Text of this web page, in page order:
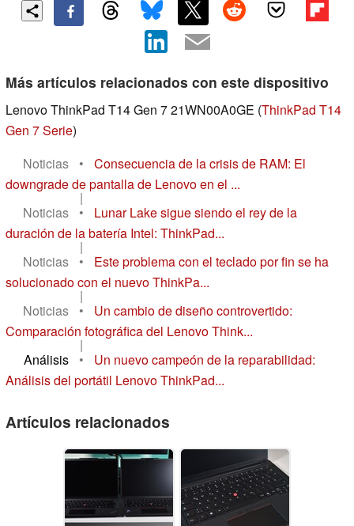
Más artículos relacionados con este dispositivo
Lenovo ThinkPad T14 Gen 7 21WN00A0GE (ThinkPad T14
Gen 7 Serie)
Noticias
•
Consecuencia de la crisis de RAM: El
downgrade de pantalla de Lenovo en el ...
|
Noticias
•
Lunar Lake sigue siendo el rey de la
duración de la batería Intel: ThinkPad...
|
Noticias
•
Este problema con el teclado por fin se ha
solucionado con el nuevo ThinkPa...
|
Noticias
•
Un cambio de diseño controvertido:
Comparación fotográfica del Lenovo Think...
|
Análisis
•
Un nuevo campeón de la reparabilidad:
Análisis del portátil Lenovo ThinkPad...
Artículos relacionados